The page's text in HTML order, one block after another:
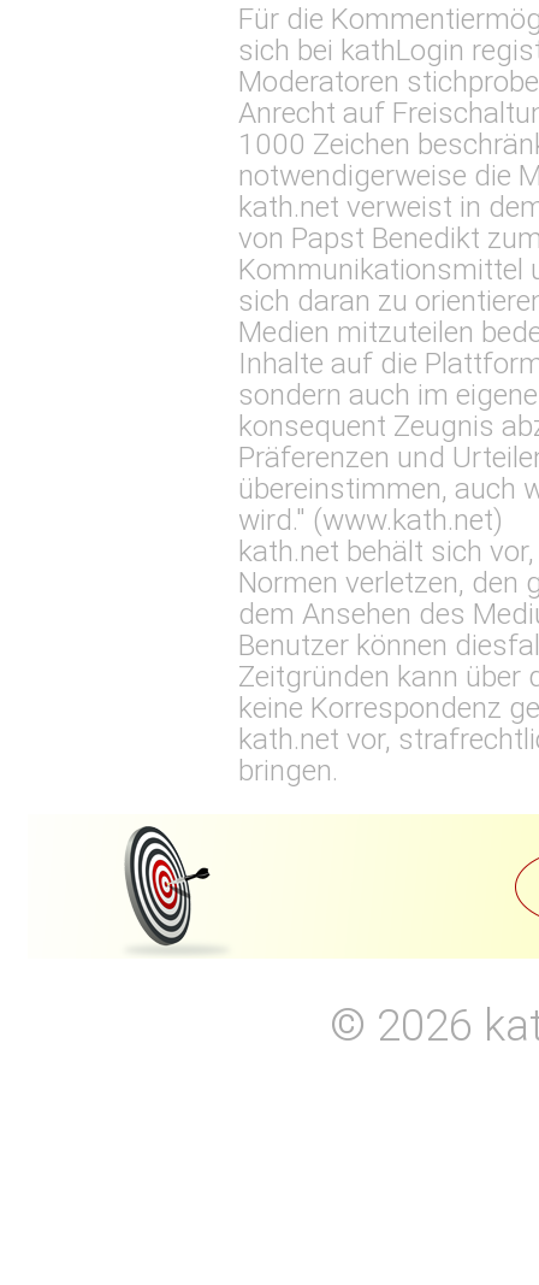
Für die
sich bei kathLogin
Moderatoren
Anrecht auf
1000 Zeichen
notwendigerweise die
kath.net verweist in
von Papst Benedikt
Kommunikationsmittel
sich daran zu
Medien mitzuteilen
Inhalte auf die
sondern auch im
konsequent Zeugnis
Präferenzen und
übereinstimmen, auch
wird." (www.kath.net)
kath.net behält sich
Normen verletzen, den
dem Ansehen des
Benutzer können
Zeitgründen kann über
keine Korrespondenz
kath.net vor,
bringen.
© 2026